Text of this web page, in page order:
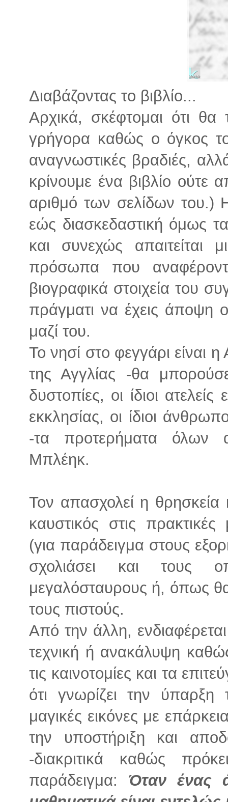
Διαβάζοντας το βιβλίο...
Αρχικά, σκέφτομαι ότι
γρήγορα καθώς ο όγκος
αναγνωστικές βραδιές,
κρίνουμε ένα βιβλίο
αριθμό των σελίδων του.)
εώς διασκεδαστική όμως
και συνεχώς απαιτείται
πρόσωπα που
βιογραφικά στοιχεία του
πράγματι να έχεις άποψη
μαζί του.
Το νησί στο φεγγάρι είναι
της Αγγλίας -θα
δυστοπίες, οι ίδιοι
εκκλησίας, οι ίδιοι
-τα προτερήματα όλων
Μπλέηκ.
Τον απασχολεί η θρησκεία
καυστικός στις
(για παράδειγμα στους
σχολιάσει και τους
μεγαλόσταυρους ή, όπως
τους πιστούς.
Από την άλλη,
τεχνική ή ανακάλυψη καθώς
τις καινοτομίες και τα
ότι γνωρίζει την ύπαρξη
μαγικές εικόνες με
την υποστήριξη και
-διακριτικά καθώς
παράδειγμα: Όταν ένας